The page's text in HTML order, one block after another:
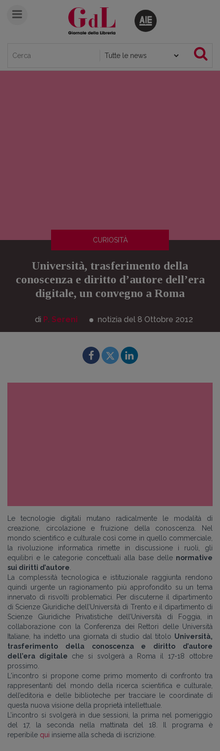
CURIOSITÀ
Università, trasferimento della
conoscenza e diritto d’autore dell’era
digitale, un convegno a Roma
di P. Sereni notizia del 8 Ottobre 2012
Le tecnologie digitali mutano radicalmente le modalità di
creazione, circolazione e fruizione della conoscenza. Nel
mondo scientifico e culturale così come in quello commerciale,
la rivoluzione informatica rimette in discussione i ruoli, gli
equilibri e le categorie concettuali alla base delle normative
sui diritti d’autore
La complessità tecnologica e istituzionale raggiunta rendono
quindi urgente un ragionamento più approfondito su un tema
innervato di risvolti problematici. Per discuterne il dipartimento
di Scienze Giuridiche dell’Università di Trento e il dipartimento di
Scienze Giuridiche Privatistiche dell’Università di Foggia, in
collaborazione con la Conferenza dei Rettori delle Università
Italiane, ha indetto una giornata di studio dal titolo Università,
trasferimento della conoscenza e diritto d’autore
dell’era digitale che si svolgerà a Roma il 17-18 ottobre
prossimo.
L'incontro si propone come primo momento di confronto tra
rappresentanti del mondo della ricerca scientifica e culturale,
dell’editoria e delle biblioteche per tracciare le coordinate di
questa nuova visione della proprietà intellettuale.
L’incontro si svolgerà in due sessioni, la prima nel pomeriggio
del 17, la seconda nella mattinata del 18. Il programa è
reperibile qui insieme alla scheda di iscrizione.